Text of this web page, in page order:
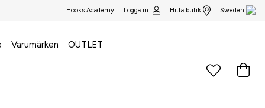
Hööks Academy Logga in Hitta butik Sweden
Varumärken OUTLET